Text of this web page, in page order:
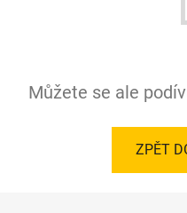
Můžete se ale
ZPĚT